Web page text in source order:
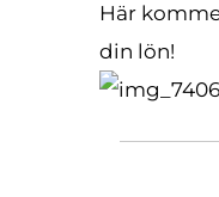
Här
din lön!